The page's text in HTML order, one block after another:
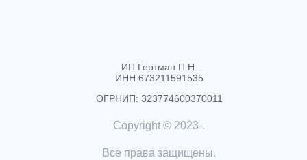
ИП Гертман П.Н.
ИНН 673211591535
ОГРНИП: 323774600370011
Copyright © 2023-.
Все права защищены.